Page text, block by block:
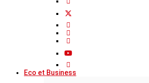
Eco et Business